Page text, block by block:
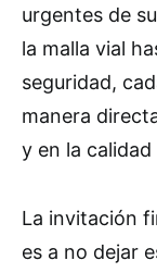
urgentes de
la malla vial
seguridad,
manera
y en la
La invitación
es a no dejar